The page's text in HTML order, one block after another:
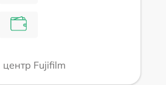
Fujifilm